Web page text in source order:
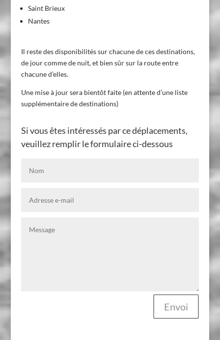
Saint Brieux
Nantes
Il reste des disponibilités sur chacune de ces destinations,
de jour comme de nuit, et bien sûr sur la route entre
chacune d’elles.
Une mise à jour sera bientôt faite (en attente d’une liste
supplémentaire de destinations)
Si vous êtes intéressés par ce déplacements,
veuillez remplir le formulaire ci-dessous
Envoi